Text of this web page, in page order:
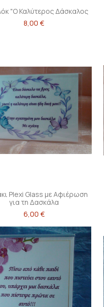
"Ο Καλύτερος Δάσκαλος
8,00 €
Plexi Glass με Αφιέρωση
για τη Δασκάλα
6,00 €